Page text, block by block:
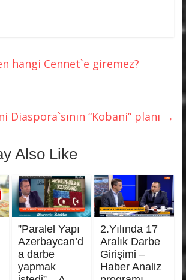
hangi Cennet`e giremez?
Diaspora`sının “Kobani” planı →
Also Like
”Paralel Yapı
Azerbaycan’d
a darbe
yapmak
2.Yılında 17
Aralık Darbe
Girişimi –
Haber Analiz